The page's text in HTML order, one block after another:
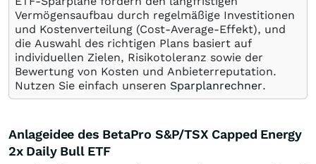
Vermögensaufbau durch regelmäßige Investitionen
und Kostenverteilung (Cost-Average-Effekt), und
die Auswahl des richtigen Plans basiert auf
individuellen Zielen, Risikotoleranz sowie der
Bewertung von Kosten und Anbieterreputation.
Nutzen Sie einfach unseren Sparplanrechner.
Anlageidee des BetaPro S&P/TSX Capped Energy
2x Daily Bull ETF